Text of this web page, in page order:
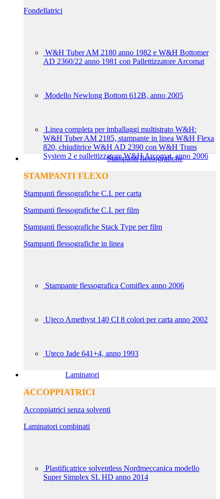
Fondellatrici
W&H Tuber AM 2180 anno 1982 e W&H Bottomer
AD 2360/22 anno 1981 con Pallettizzatore Arcomat
Modello Newlong Bottom 612B, anno 2005
Linea completa per imballaggi multistrato W&H:
W&H Tuber AM 2185, stampante in linea W&H Flexa
820, chiuditrice W&H AD 2390 con W&H Trans
System 2 e pallettizzatore W&H Arcomat, anno 2006
Stampanti flessografiche
STAMPANTI FLEXO
Stampanti flessografiche C.I. per carta
Stampanti flessografiche C.I. per film
Stampanti flessografiche Stack Type per film
Stampanti flessografiche in linea
Stampante flessografica Comiflex anno 2006
Uteco Amethyst 140 CI 8 colori per carta anno 2002
Uteco Jade 641+4, anno 1993
Laminatori
ACCOPPIATRICI
Accoppiatrici senza solventi
Laminatori combinati
Plastificatrice solventless Nordmeccanica modello
Super Simplex SL HD anno 2014